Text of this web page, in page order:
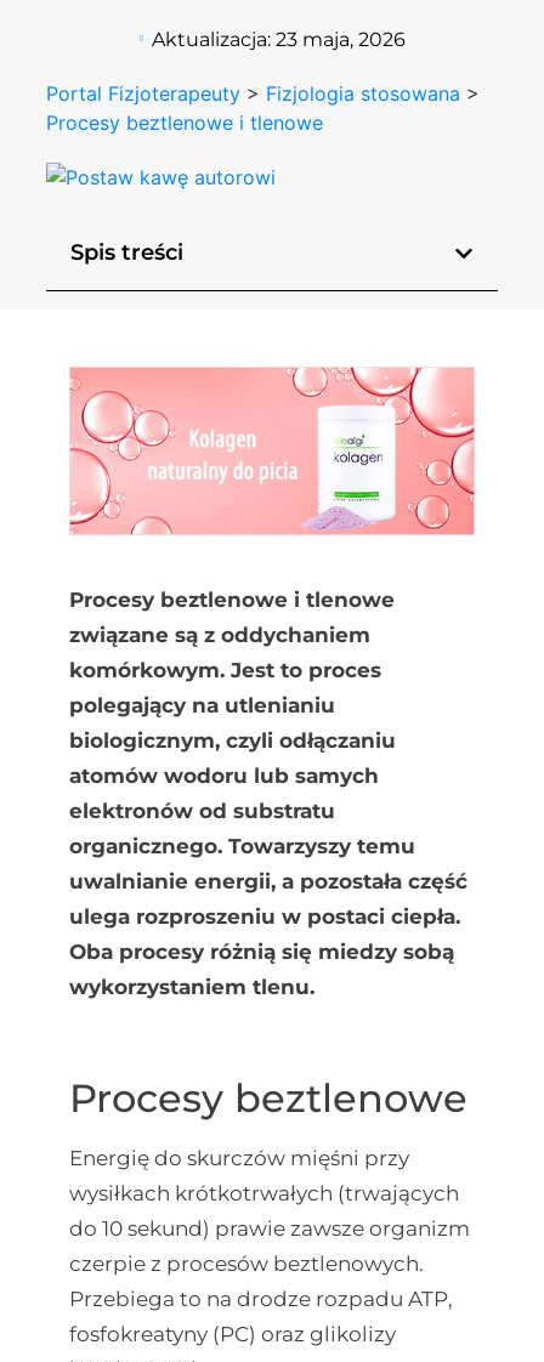
Aktualizacja: 23 maja, 2026
Portal Fizjoterapeuty > Fizjologia stosowana >
Procesy beztlenowe i tlenowe
Spis treści
Procesy beztlenowe i tlenowe
związane są z oddychaniem
komórkowym. Jest to proces
polegający na utlenianiu
biologicznym, czyli odłączaniu
atomów wodoru lub samych
elektronów od substratu
organicznego. Towarzyszy temu
uwalnianie energii, a pozostała część
ulega rozproszeniu w postaci ciepła.
Oba procesy różnią się miedzy sobą
wykorzystaniem tlenu.
Procesy beztlenowe
Energię do skurczów mięśni przy
wysiłkach krótkotrwałych (trwających
do 10 sekund) prawie zawsze organizm
czerpie z procesów beztlenowych.
Przebiega to na drodze rozpadu ATP,
fosfokreatyny (PC) oraz glikolizy